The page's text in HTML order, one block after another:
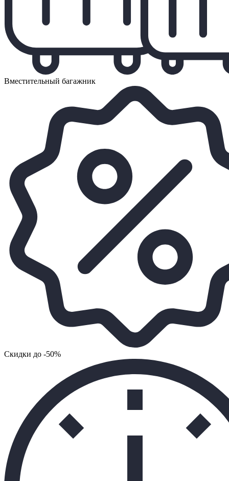
Вместительный багажник
Cкидки до -50%